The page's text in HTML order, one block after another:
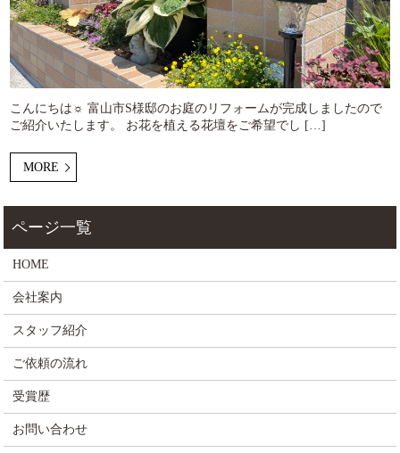
こんにちは☼ 富山市S様邸のお庭のリフォームが完成しましたので
ご紹介いたします。 お花を植える花壇をご希望でし […]
MORE
HOME
会社案内
スタッフ紹介
ご依頼の流れ
受賞歴
お問い合わせ